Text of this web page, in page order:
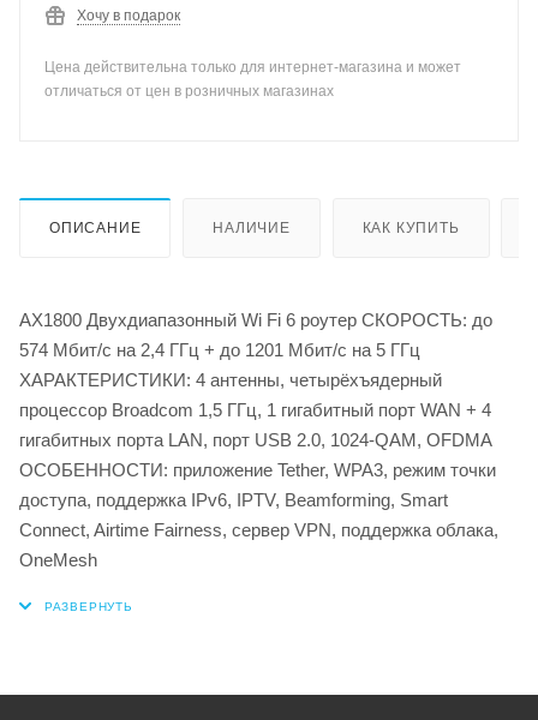
Хочу в подарок
Цена действительна только для интернет-магазина и может
отличаться от цен в розничных магазинах
ОПИСАНИЕ НАЛИЧИЕ КАК КУПИТЬ
AX1800 Двухдиапазонный Wi Fi 6 роутер СКОРОСТЬ: до
574 Мбит/с на 2,4 ГГц + до 1201 Мбит/с на 5 ГГц
ХАРАКТЕРИСТИКИ: 4 антенны, четырёхъядерный
процессор Broadcom 1,5 ГГц, 1 гигабитный порт WAN + 4
гигабитных порта LAN, порт USB 2.0, 1024-QAM, OFDMA
ОСОБЕННОСТИ: приложение Tether, WPA3, режим точки
доступа, поддержка IPv6, IPTV, Beamforming, Smart
Connect, Airtime Fairness, сервер VPN, поддержка облака,
OneMesh